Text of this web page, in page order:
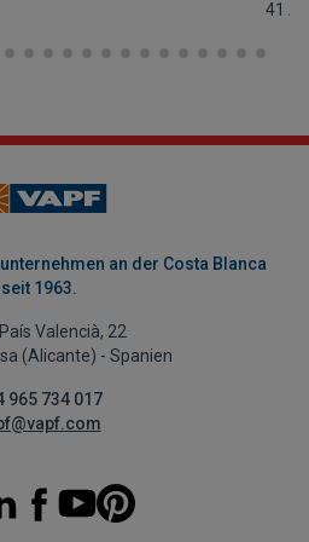
41
an der Costa Blanca
seit 1963.
Valencià, 22
(Alicante) - Spanien
965 734 017